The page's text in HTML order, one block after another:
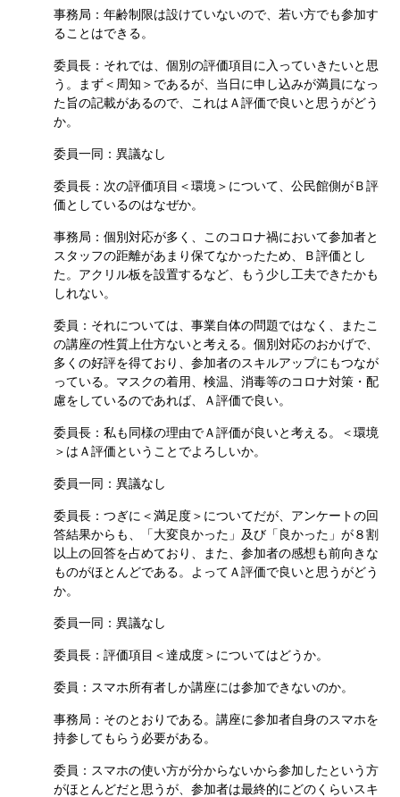
事務局：年齢制限は設けていないので、若い方でも参加す
ることはできる。
委員長：それでは、個別の評価項目に入っていきたいと思
う。まず＜周知＞であるが、当日に申し込みが満員になっ
た旨の記載があるので、これはＡ評価で良いと思うがどう
か。
委員一同：異議なし
委員長：次の評価項目＜環境＞について、公民館側がＢ評
価としているのはなぜか。
事務局：個別対応が多く、このコロナ禍において参加者と
スタッフの距離があまり保てなかったため、Ｂ評価とし
た。アクリル板を設置するなど、もう少し工夫できたかも
しれない。
委員：それについては、事業自体の問題ではなく、またこ
の講座の性質上仕方ないと考える。個別対応のおかげで、
多くの好評を得ており、参加者のスキルアップにもつなが
っている。マスクの着用、検温、消毒等のコロナ対策・配
慮をしているのであれば、Ａ評価で良い。
委員長：私も同様の理由でＡ評価が良いと考える。＜環境
＞はＡ評価ということでよろしいか。
委員一同：異議なし
委員長：つぎに＜満足度＞についてだが、アンケートの回
答結果からも、「大変良かった」及び「良かった」が８割
以上の回答を占めており、また、参加者の感想も前向きな
ものがほとんどである。よってＡ評価で良いと思うがどう
か。
委員一同：異議なし
委員長：評価項目＜達成度＞についてはどうか。
委員：スマホ所有者しか講座には参加できないのか。
事務局：そのとおりである。講座に参加者自身のスマホを
持参してもらう必要がある。
委員：スマホの使い方が分からないから参加したという方
がほとんどだと思うが、参加者は最終的にどのくらいスキ